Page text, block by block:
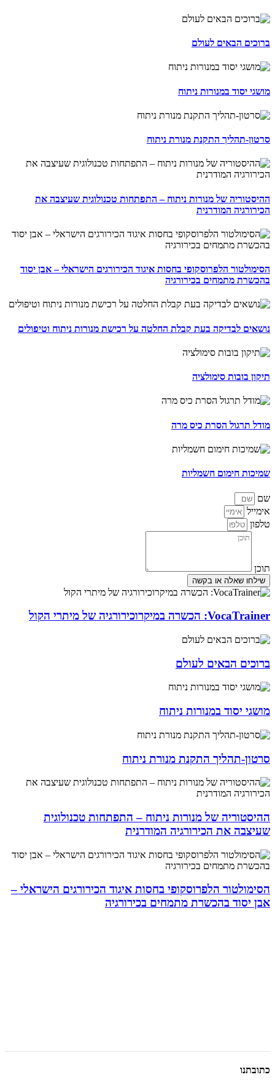
ברוכים הבאים לעולם
מושגי יסוד במנורות ניתוח
סרטון-תהליך התקנת מנורת ניתוח
ההיסטוריה של מנורות ניתוח – התפתחות טכנולוגית שעיצבה את
הכירורגיה המודרנית
הסימולטור הלפרוסקופי בחסות איגוד הכירורגים הישראלי – אבן יסוד
בהכשרת מתמחים בכירורגיה
נושאים לבדיקה בעת קבלת החלטה על רכישת מנורות ניתוח וטיפולים
תיקון בובות סימולציה
מודל תרגול הסרת כיס מרה
שמיכות חימום חשמליות
שם
אימייל
טלפון
תוכן
שילחו שאלה או בקשה
VocaTrainer: הכשרה במיקרוכירורגיה של מיתרי הקול
ברוכים הבאים לעולם
מושגי יסוד במנורות ניתוח
סרטון-תהליך התקנת מנורת ניתוח
ההיסטוריה של מנורות ניתוח – התפתחות טכנולוגית
שעיצבה את הכירורגיה המודרנית
הסימולטור הלפרוסקופי בחסות איגוד הכירורגים הישראלי –
אבן יסוד בהכשרת מתמחים בכירורגיה
כתובתנו